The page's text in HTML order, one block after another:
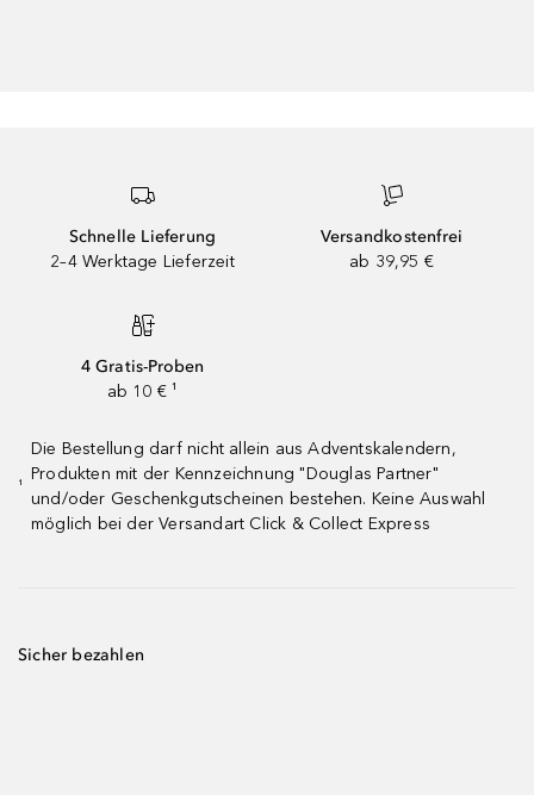
Schnelle Lieferung
2–4 Werktage Lieferzeit
Versandkostenfrei
ab 39,95 €
4 Gratis-Proben
ab 10 € ¹
¹
Die Bestellung darf nicht allein aus Adventskalendern,
Produkten mit der Kennzeichnung "Douglas Partner"
und/oder Geschenkgutscheinen bestehen. Keine Auswahl
möglich bei der Versandart Click & Collect Express
Sicher bezahlen